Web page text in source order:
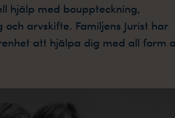
hjälp med bouppteckning,
arvskifte. Familjens Jurist har
att hjälpa dig med all form